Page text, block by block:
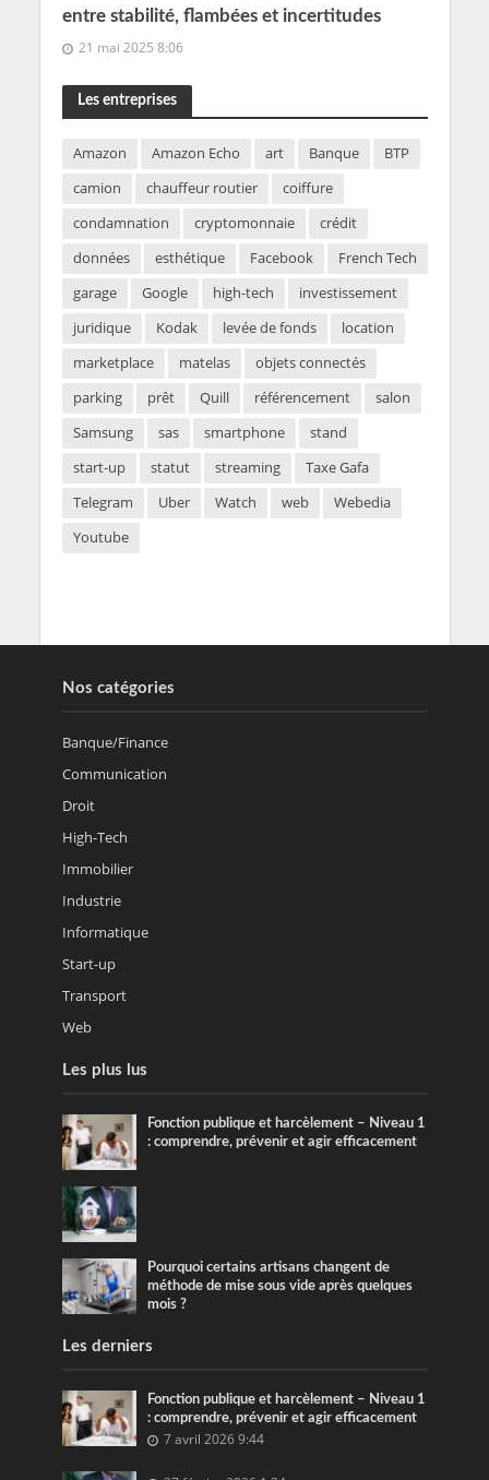
entre stabilité, flambées et incertitudes
21 mai 2025 8:06
Les entreprises
Amazon Amazon Echo art Banque
BTP
camion
chauffeur routier
coiffure
condamnation
cryptomonnaie
crédit
données
esthétique Facebook
French Tech
garage
Google high-tech
investissement
juridique
Kodak levée de fonds
location
marketplace
matelas
objets connectés
parking
prêt Quill référencement
salon
Samsung
sas smartphone
stand
start-up
statut streaming
Taxe Gafa
Telegram
Uber Watch web
Webedia
Youtube
Nos catégories
Banque/Finance
Communication
Droit
High-Tech
Immobilier
Industrie
Informatique
Start-up
Transport
Web
Les plus lus
Fonction publique et harcèlement – Niveau 1
: comprendre, prévenir et agir efficacement
Pourquoi certains artisans changent de
méthode de mise sous vide après quelques
mois ?
Les derniers
Fonction publique et harcèlement – Niveau 1
: comprendre, prévenir et agir efficacement
7 avril 2026 9:44